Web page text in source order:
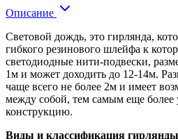
Описание
Световой дождь, это гирлянда,
гибкого резинового шлейфа к
светодиодные нити-подвески,
1м и может доходить до 12-14м.
чаще всего не более 2м и имеет
между собой, тем самым еще более
конструкцию.
Виды и классификация